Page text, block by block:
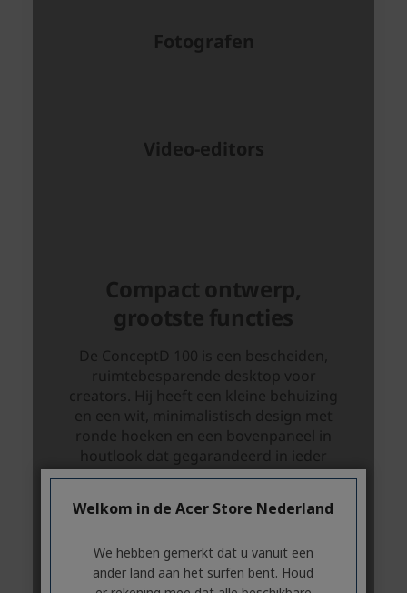
Welkom in de Acer Store Nederland
We hebben gemerkt dat u vanuit een
ander land aan het surfen bent. Houd